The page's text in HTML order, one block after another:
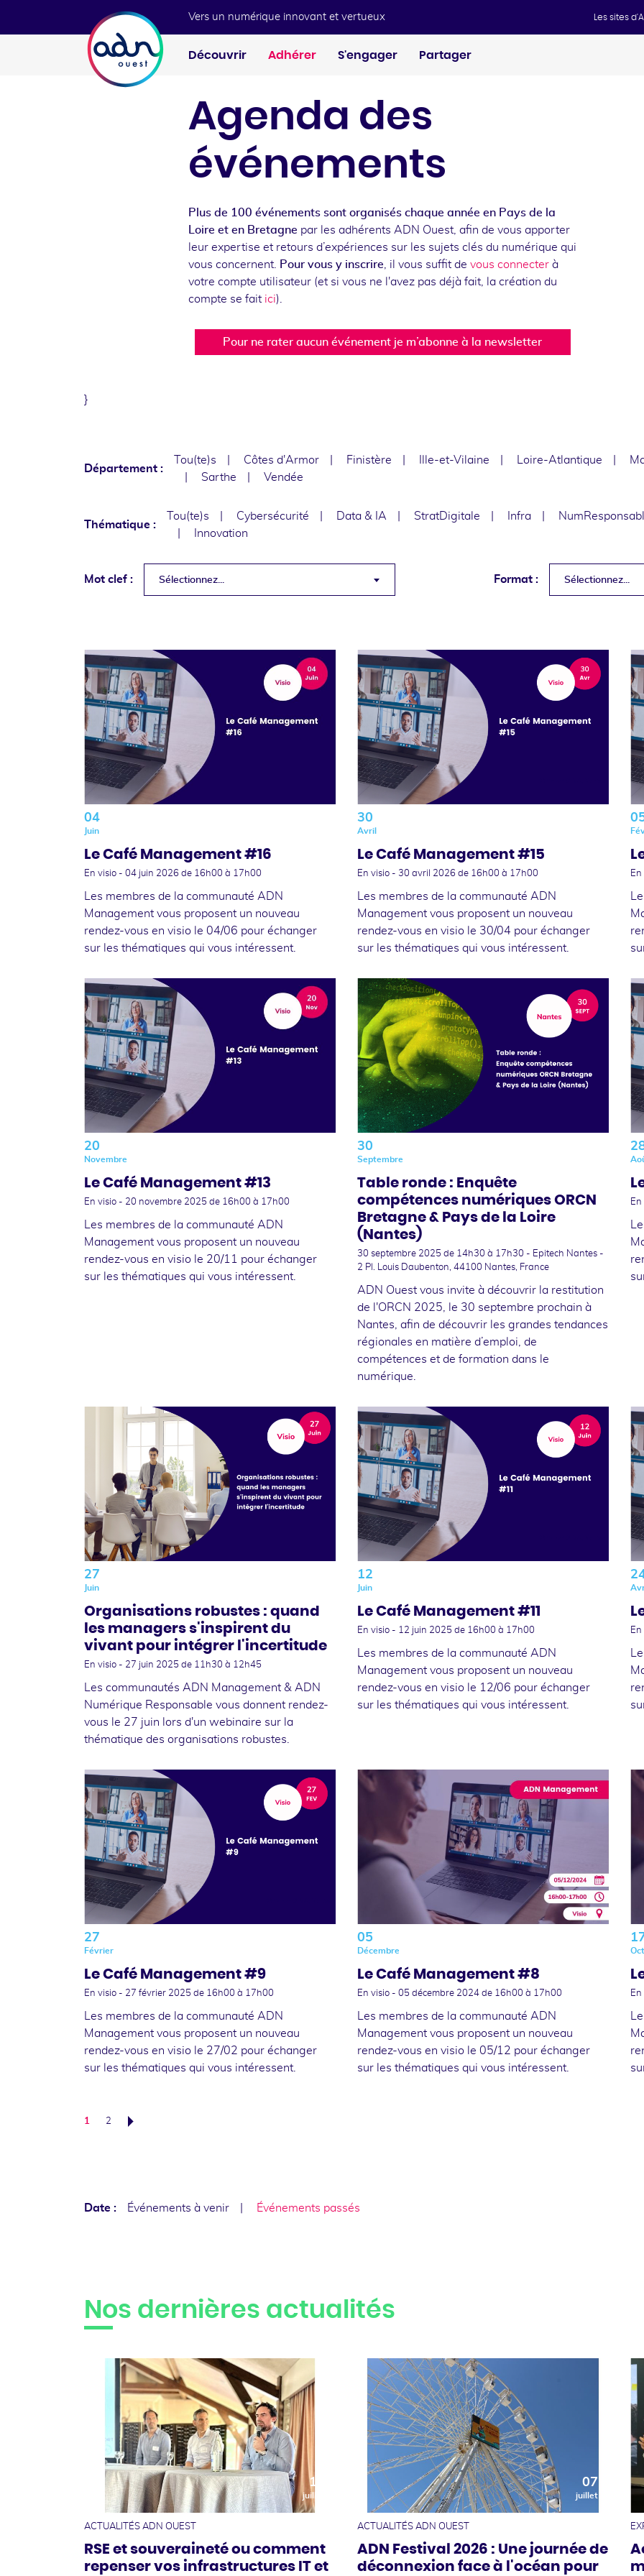
Vers un numérique innovant et vertueux Les sites
Découvrir Adhérer S'engager Partager
Agenda des
événements
Plus de 100 événements sont organisés chaque année en Pays de la
Loire et en Bretagne par les adhérents ADN Ouest, afin de vous apporter
leur expertise et retours d’expériences sur les sujets clés du numérique qui
vous concernent. Pour vous y inscrire, il vous suffit de vous connecter à
votre compte utilisateur (et si vous ne l'avez pas déjà fait, la création du
compte se fait ici).
Pour ne rater aucun événement je m’abonne à la newsletter
}
Département :
Tou(te)s Côtes d'Armor Finistère Ille-et-Vilaine Loire-Atlantique
Sarthe
Vendée
Thématique :
Tou(te)s Cybersécurité Data & IA StratDigitale Infra
Innovation
Mot clef : Sélectionnez... Format : Sélectionnez...
04
Juin
Le Café Management #16
En visio - 04 juin 2026 de 16h00 à 17h00
Les membres de la communauté ADN
Management vous proposent un nouveau
rendez-vous en visio le 04/06 pour échanger
sur les thématiques qui vous intéressent.
30
Avril
Le Café Management #15
En visio - 30 avril 2026 de 16h00 à 17h00
Les membres de la communauté ADN
Management vous proposent un nouveau
rendez-vous en visio le 30/04 pour échanger
sur les thématiques qui vous intéressent.
20
Novembre
Le Café Management #13
En visio - 20 novembre 2025 de 16h00 à 17h00
Les membres de la communauté ADN
Management vous proposent un nouveau
rendez-vous en visio le 20/11 pour échanger
sur les thématiques qui vous intéressent.
30
Septembre
Table ronde : Enquête
compétences numériques ORCN
Bretagne & Pays de la Loire
(Nantes)
30 septembre 2025 de 14h30 à 17h30 - Epitech Nantes -
2 Pl. Louis Daubenton, 44100 Nantes, France
ADN Ouest vous invite à découvrir la restitution
de l'ORCN 2025, le 30 septembre prochain à
Nantes, afin de découvrir les grandes tendances
régionales en matière d’emploi, de
compétences et de formation dans le
numérique.
27
Juin
Organisations robustes : quand
les managers s'inspirent du
vivant pour intégrer l'incertitude
En visio - 27 juin 2025 de 11h30 à 12h45
Les communautés ADN Management & ADN
Numérique Responsable vous donnent rendez-
vous le 27 juin lors d'un webinaire sur la
thématique des organisations robustes.
12
Juin
Le Café Management #11
En visio - 12 juin 2025 de 16h00 à 17h00
Les membres de la communauté ADN
Management vous proposent un nouveau
rendez-vous en visio le 12/06 pour échanger
sur les thématiques qui vous intéressent.
27
Février
Le Café Management #9
En visio - 27 février 2025 de 16h00 à 17h00
Les membres de la communauté ADN
Management vous proposent un nouveau
rendez-vous en visio le 27/02 pour échanger
sur les thématiques qui vous intéressent.
05
Décembre
Le Café Management #8
En visio - 05 décembre 2024 de 16h00 à 17h00
Les membres de la communauté ADN
Management vous proposent un nouveau
rendez-vous en visio le 05/12 pour échanger
sur les thématiques qui vous intéressent.
1 2
Date : Événements à venir Événements passés
Nos dernières actualités
10
juillet
ACTUALITÉS ADN OUEST
RSE et souveraineté ou comment
repenser vos infrastructures IT et
07
juillet
ACTUALITÉS ADN OUEST
ADN Festival 2026 : Une journée de
déconnexion face à l'océan pour